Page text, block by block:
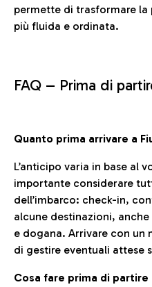
permette di trasformare la
più fluida e ordinata.
FAQ – Prima di
Quanto prima arrivare a
L’anticipo varia in base al
importante considerare
dell’imbarco: check-in,
alcune destinazioni,
e dogana. Arrivare con
di gestire eventuali attese
Cosa fare prima di partire